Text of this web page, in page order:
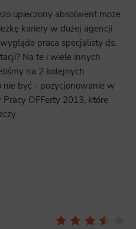
upieczony absolwent może
kariery w dużej agencji
praca specjalisty ds.
Na te i wiele innych
na 2 kolejnych
być - pozycjonowanie w
OFFerty 2013, które